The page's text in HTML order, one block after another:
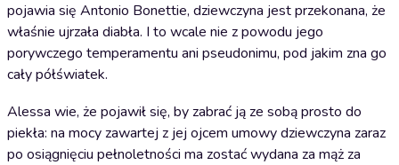
pojawia się Antonio Bonettie, dziewczyna jest przekonana, że
właśnie ujrzała diabła. I to wcale nie z powodu jego
porywczego temperamentu ani pseudonimu, pod jakim zna go
cały półświatek.
Alessa wie, że pojawił się, by zabrać ją ze sobą prosto do
piekła: na mocy zawartej z jej ojcem umowy dziewczyna zaraz
po osiągnięciu pełnoletności ma zostać wydana za mąż za